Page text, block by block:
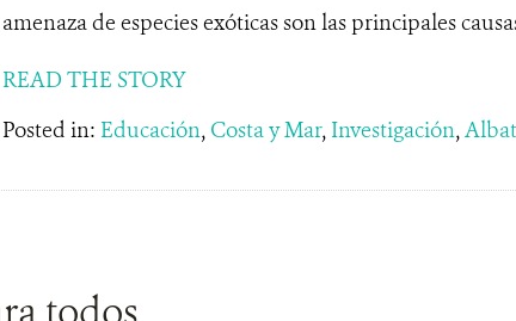
amenaza de especies exóticas son las principales
READ THE STORY
Posted in: Educación, Costa y Mar, Investigación,